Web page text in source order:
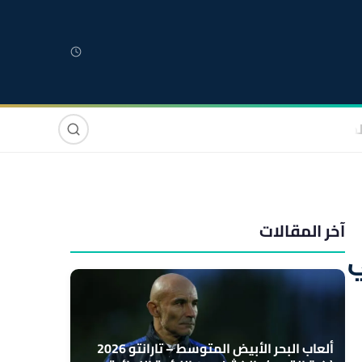
صوت وصورة
آخر المقالات
ألعاب البحر الأبيض المتوسط – تارانتو 2026